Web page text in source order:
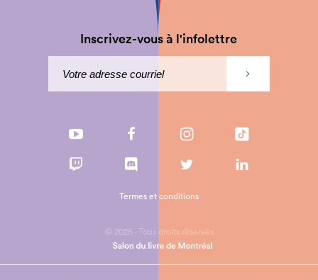
Inscrivez-vous à l'infolettre
© 2026 - Tous droits réservés
Termes et conditions